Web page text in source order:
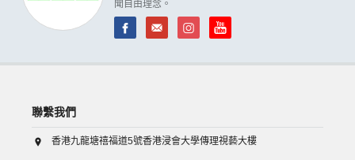
聞自由理念。
聯繫我們
香港九龍塘禧福道5號香港浸會大學傳理視藝大樓